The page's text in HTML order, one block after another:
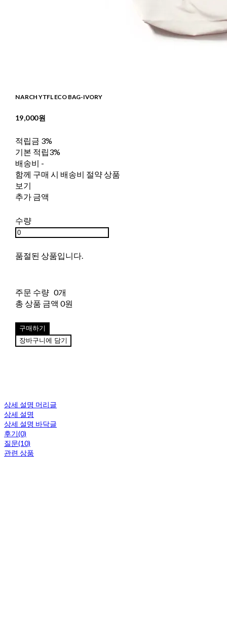
N ARCH YTFL ECO BAG-IVORY
19,000원
적립금 3%
기본 적립3%
배송비 -
함께 구매 시 배송비 절약 상품
보기
추가 금액
수량
품절된 상품입니다.
주문 수량 0개
총 상품 금액 0원
구매하기
장바구니에 담기
상세 설명 머리글
상세 설명
상세 설명 바닥글
후기(0)
질문(10)
관련 상품